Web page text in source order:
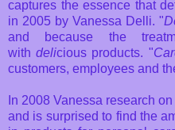
captures the essence that
in 2005 by Vanessa Delli. "
and because the
withdelicious products. "
customers, employees and
In 2008 Vanessa research
and is surprised to find the